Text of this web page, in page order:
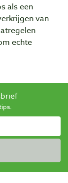
als een
van
echte